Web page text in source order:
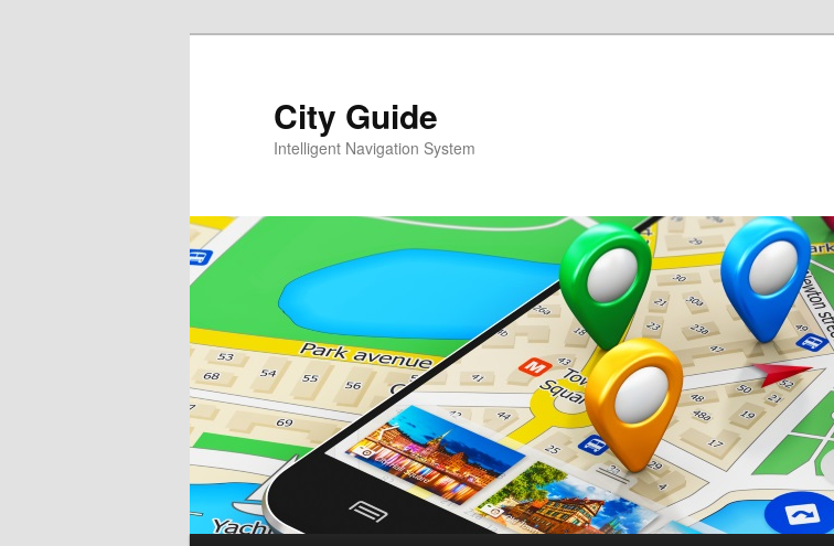
City Guide
Intelligent Navigation System